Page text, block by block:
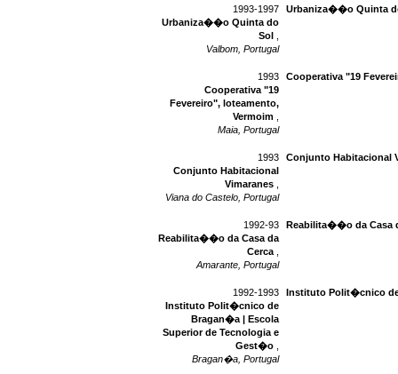
1993-1997
Urbaniza��o Quinta do
Sol
Valbom, Portugal
Urbaniza��o Quinta
1993
Cooperativa "19
Fevereiro", loteamento,
Vermoim
Maia, Portugal
Cooperativa "19
1993
Conjunto Habitacional
Vimaranes
Viana do Castelo, Portugal
Conjunto Habitacional
1992-93
Reabilita��o da Casa da
Cerca
Amarante, Portugal
Reabilita��o da Casa
1992-1993
Instituto Polit�cnico de
Bragan�a | Escola
Superior de Tecnologia e
Gest�o
Bragan�a, Portugal
Instituto Polit�cnico